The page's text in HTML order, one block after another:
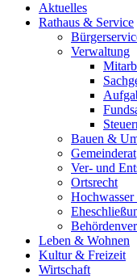
Aktuelles
Rathaus & Service
Verwaltung
Bauen &
Gemeinderat
Ver- und
Ortsrecht
Leben & Wohnen
Kultur & Freizeit
Wirtschaft